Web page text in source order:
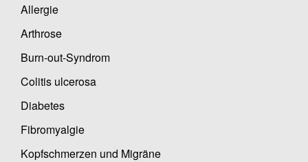
Allergie
Arthrose
Burn-out-Syndrom
Colitis ulcerosa
Diabetes
Fibromyalgie
Kopfschmerzen und Migräne